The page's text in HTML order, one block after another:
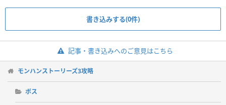
書き込みする(0件)
記事・書き込みへのご意見はこちら
モンハンストーリーズ3攻略
ボス